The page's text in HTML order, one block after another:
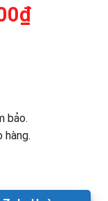
₫Giá
số lượng
bảo.
hàng.